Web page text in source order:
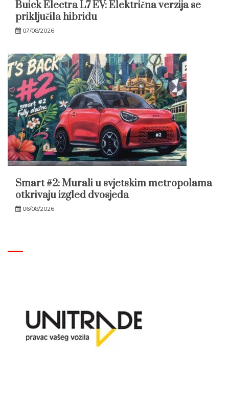
Buick Electra L7 EV: Električna verzija se
priključila hibridu
07/08/2026
Smart #2: Murali u svjetskim metropolama
otkrivaju izgled dvosjeda
06/08/2026